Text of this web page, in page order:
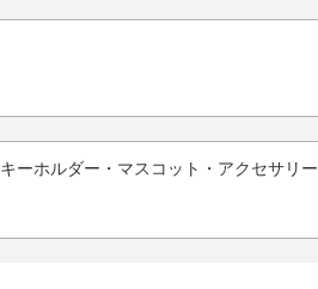
キーホルダー・マスコット・アクセサリー